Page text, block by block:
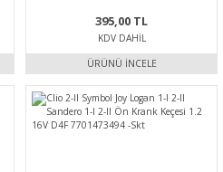
395,00 TL
KDV DAHIL
ÜRÜNÜ İNCELE